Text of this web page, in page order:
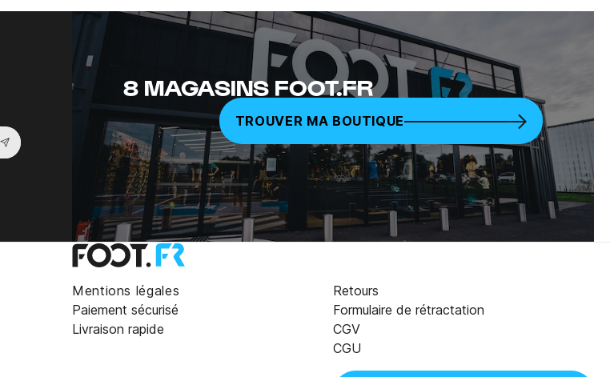
Souscrire à la newsletter
8 MAGASINS FOOT.FR
TROUVER MA BOUTIQUE
Mentions légales
Paiement sécurisé
Livraison rapide
Retours
Formulaire de rétractation
CGV
CGU